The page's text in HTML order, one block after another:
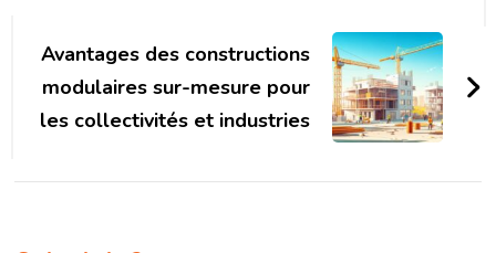
Avantages des constructions
modulaires sur-mesure pour
les collectivités et industries